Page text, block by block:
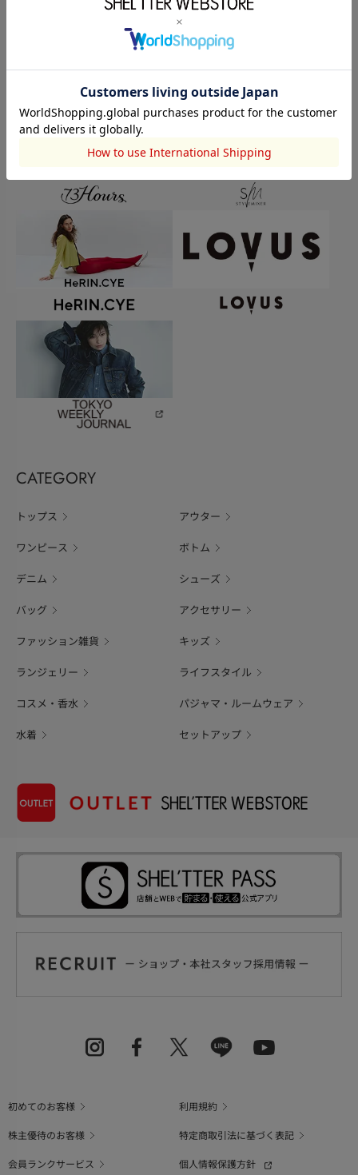
CATEGORY
トップス アウター
ワンピース ボトム
デニム シューズ
バッグ アクセサリー
ファッション雑貨 キッズ
ランジェリー ライフスタイル
コスメ・香水 パジャマ・ルームウェア
水着 セットアップ
初めてのお客様
利用規約
株主優待のお客様
特定商取引法に基づく表記
会員ランクサービス
個人情報保護方針